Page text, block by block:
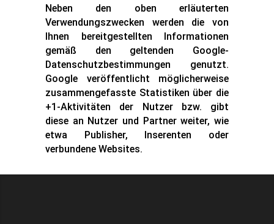
Neben den oben erläuterten
Verwendungszwecken werden die von
Ihnen bereitgestellten Informationen
gemäß den geltenden Google-
Datenschutzbestimmungen genutzt.
Google veröffentlicht möglicherweise
zusammengefasste Statistiken über die
+1-Aktivitäten der Nutzer bzw. gibt
diese an Nutzer und Partner weiter, wie
etwa Publisher, Inserenten oder
verbundene Websites.